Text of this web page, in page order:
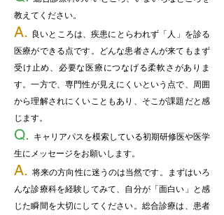
教えてください。
A.
良いところは、疾患にとらわれず「人」を診る
医療ができる点です。どんな患者さんが来てもまず
受け止め、必要な医療につなげる柔軟さがありま
す。一方で、専門性が見えにくいという点で、周囲
から理解されにくいこともあり、そこが課題だと感
じます。
Q.
キャリアパスを模索している初期研修医や医学
生にメッセージをお願いします。
A. 将来の方向性に迷うのは当然です。まずはいろ
んな診療科を経験してみて、自分が「面白い」と感
じた瞬間を大切にしてください。総合診療は、患者